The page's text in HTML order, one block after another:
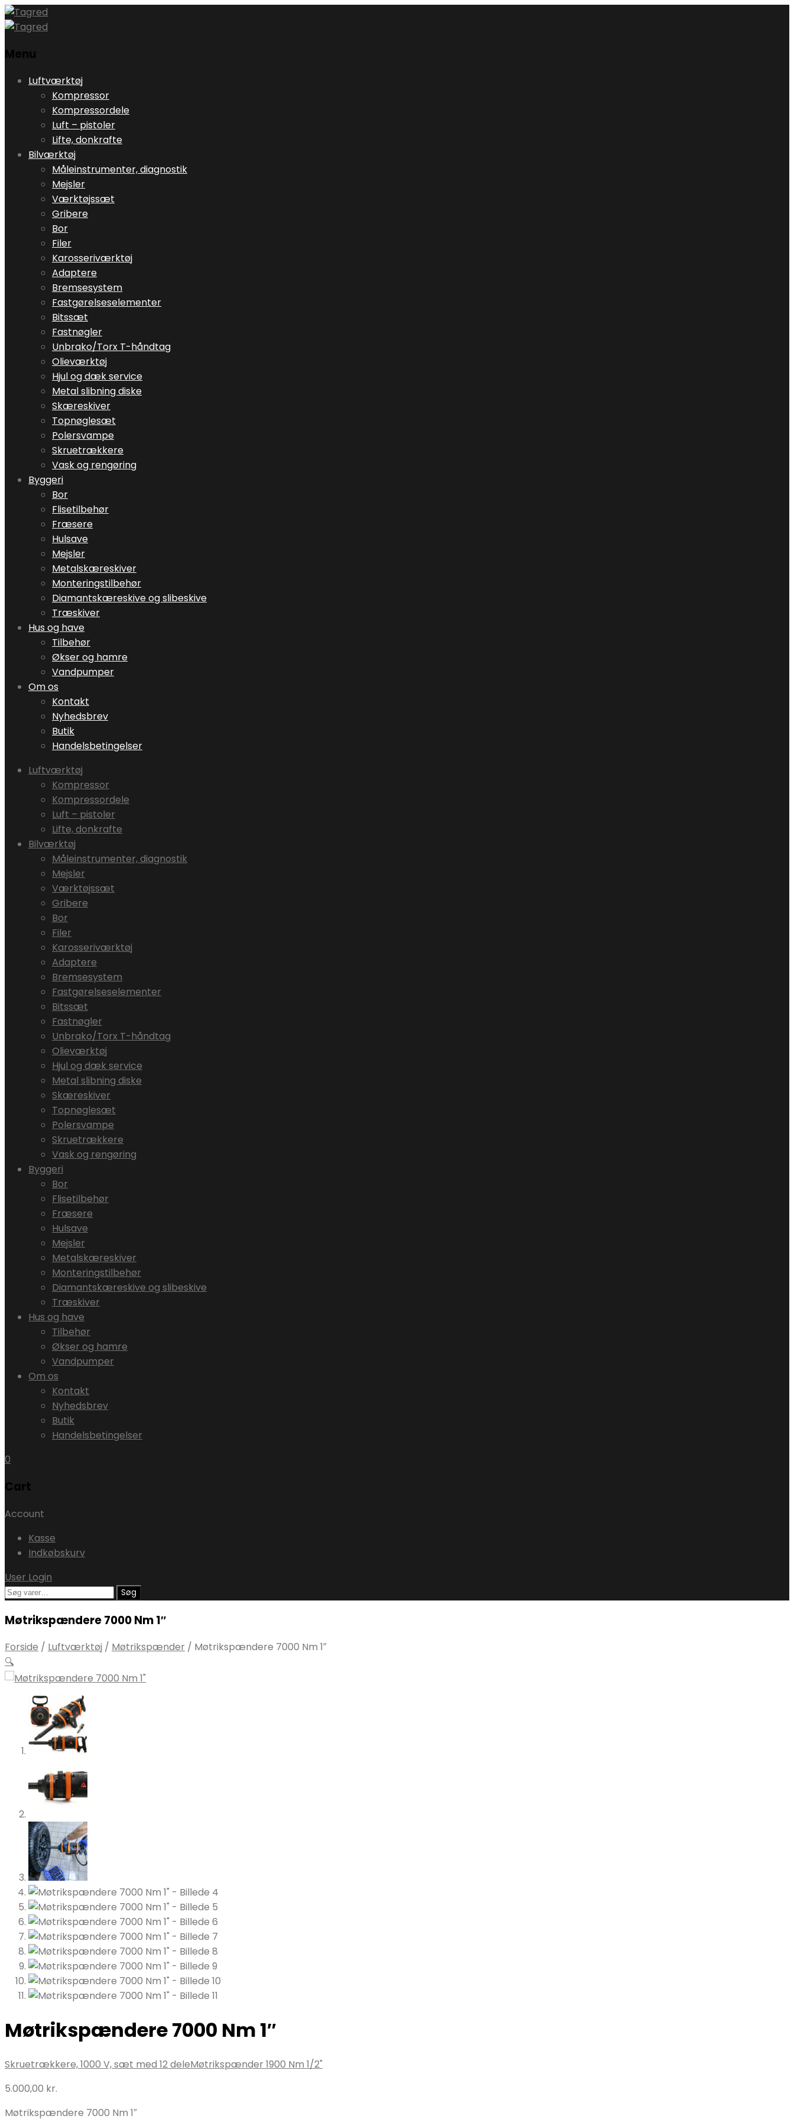
Menu
Skip
content
Luftværktøj
Kompressor
Kompressordele
Luft – pistoler
Lifte, donkrafte
Bilværktøj
Måleinstrumenter, diagnostik
Mejsler
Værktøjssæt
Gribere
Bor
Filer
Karosseriværktøj
Adaptere
Bremsesystem
Fastgørelseselementer
Bitssæt
Fastnøgler
Unbrako/Torx T-håndtag
Olieværktøj
Hjul og dæk service
Metal slibning diske
Skæreskiver
Topnøglesæt
Polersvampe
Skruetrækkere
Vask og rengøring
Byggeri
Bor
Flisetilbehør
Fræsere
Hulsave
Mejsler
Metalskæreskiver
Monteringstilbehør
Diamantskæreskive og slibeskive
Træskiver
Hus og have
Tilbehør
Økser og hamre
Vandpumper
Om os
Kontakt
Nyhedsbrev
Butik
Handelsbetingelser
Luftværktøj
Kompressor
Kompressordele
Luft – pistoler
Lifte, donkrafte
Bilværktøj
Måleinstrumenter, diagnostik
Mejsler
Værktøjssæt
Gribere
Bor
Filer
Karosseriværktøj
Adaptere
Bremsesystem
Fastgørelseselementer
Bitssæt
Fastnøgler
Unbrako/Torx T-håndtag
Olieværktøj
Hjul og dæk service
Metal slibning diske
Skæreskiver
Topnøglesæt
Polersvampe
Skruetrækkere
Vask og rengøring
Byggeri
Bor
Flisetilbehør
Fræsere
Hulsave
Mejsler
Metalskæreskiver
Monteringstilbehør
Diamantskæreskive og slibeskive
Træskiver
Hus og have
Tilbehør
Økser og hamre
Vandpumper
Om os
Kontakt
Nyhedsbrev
Butik
Handelsbetingelser
0
Cart
Account
Kasse
Indkøbskurv
User Login
Søg
Søg
Møtrikspændere 7000 Nm 1″
Forside / Luftværktøj / Møtrikspænder / Møtrikspændere 7000 Nm 1″
🔍
Møtrikspændere 7000 Nm 1″
Skruetrækkere, 1000 V, sæt med 12 deleMøtrikspænder 1900 Nm 1/2"
5.000,00 kr.
Møtrikspændere 7000 Nm 1″